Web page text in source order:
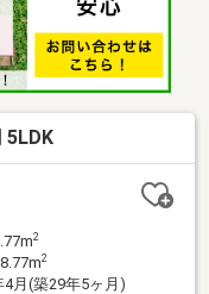
ぞれに合わせたオリ
接客をメインにして
5LDK
2
2
4月(築29年5ヶ月)